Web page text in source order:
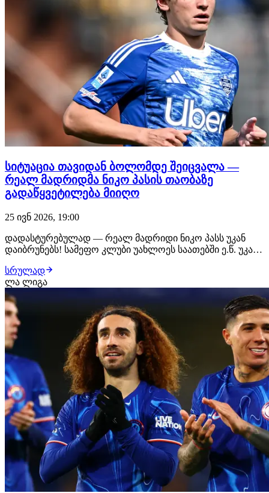
სიტუაცია თავიდან ბოლომდე შეიცვალა —
რეალ მადრიდმა ნიკო პასის თაობაზე
გადაწყვეტილება მიიღო
25 ივნ 2026, 19:00
დადასტურებულად — რეალ მადრიდი ნიკო პასს უკან
დაიბრუნებს! სამეფო კლუბი უახლოეს საათებში ე.წ. უკან
შემდეგაც 21 წლის არგენტინელი ფეხბურთელი კომოდან
მადრიდულ კლუბში დაბრუნდება. თუმცა, თუ აქამდე
რეალი პასის შენარჩუნებას გეგმავდა, ახლა სი…
სრულად
ლა ლიგა